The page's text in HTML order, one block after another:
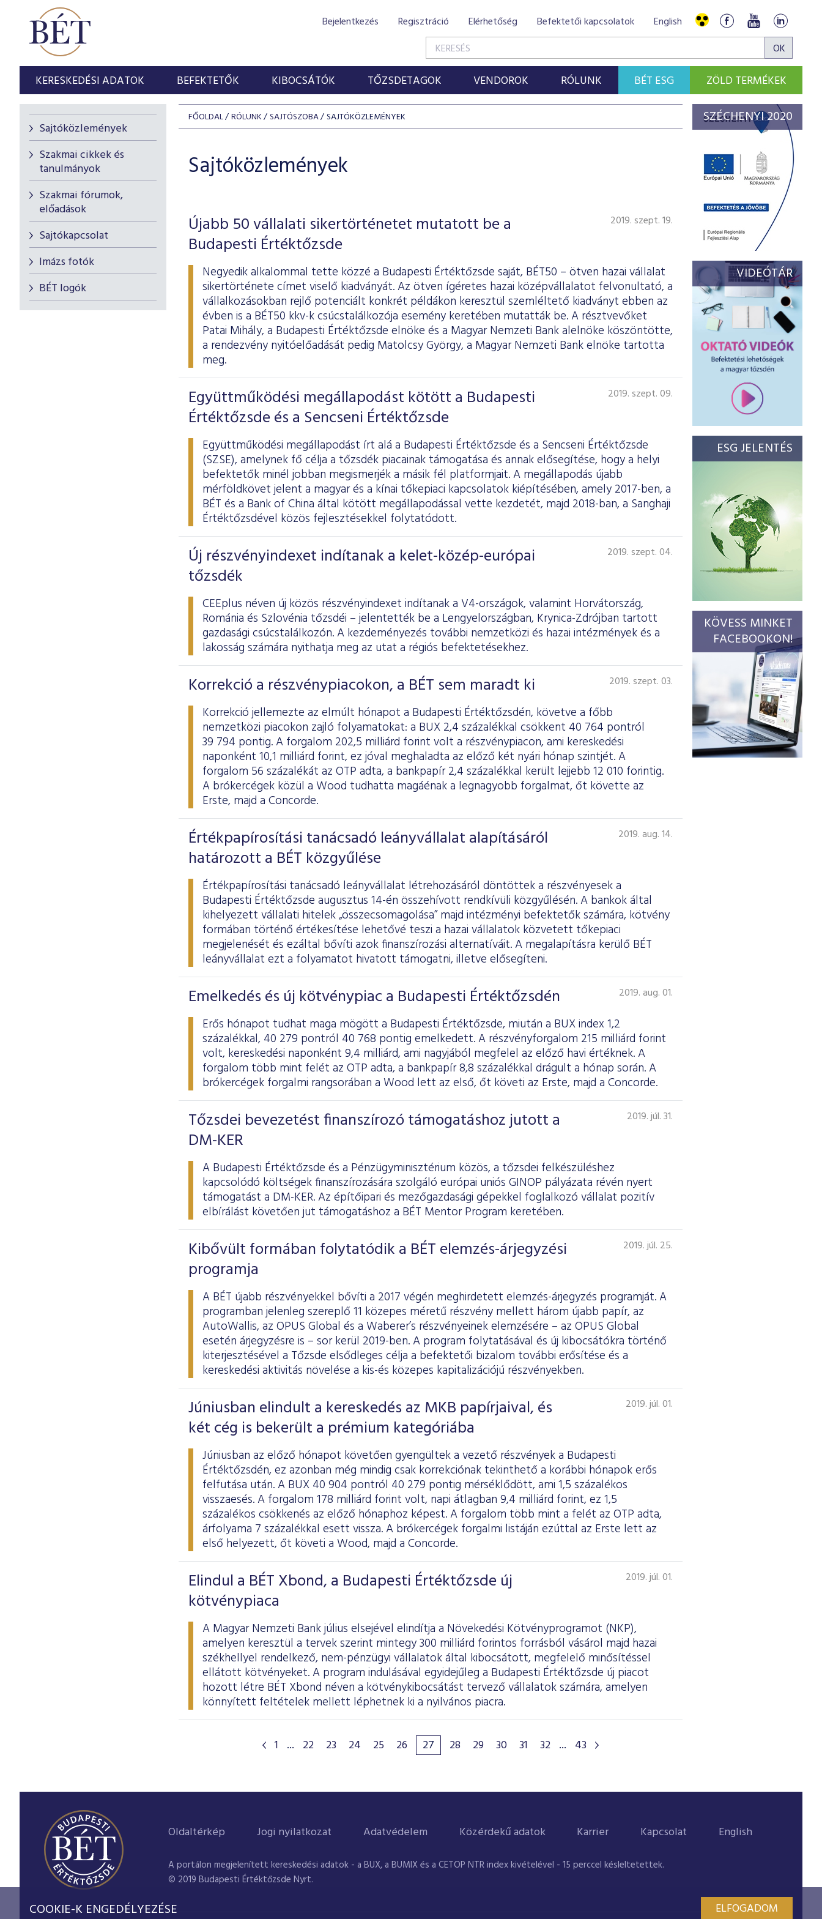
Bejelentkezés Regisztráció Elérhetőség Befektetői kapcsolatok English
KERESKEDÉSI ADATOK BEFEKTETŐK KIBOCSÁTÓK TŐZSDETAGOK VENDOROK RÓLUNK BÉT ESG ZÖLD TERMÉKEK
Sajtóközlemények
Szakmai cikkek és
tanulmányok
Szakmai fórumok,
előadások
Sajtókapcsolat
Imázs fotók
BÉT logók
FŐOLDAL RÓLUNK SAJTÓSZOBA SAJTÓKÖZLEMÉNYEK
Sajtóközlemények
Újabb 50 vállalati sikertörténetet mutatott be a
Budapesti Értéktőzsde
2019. szept. 19.
Negyedik alkalommal tette közzé a Budapesti Értéktőzsde saját, BÉT50 – ötven hazai vállalat
sikertörténete címet viselő kiadványát. Az ötven ígéretes hazai középvállalatot felvonultató, a
vállalkozásokban rejlő potenciált konkrét példákon keresztül szemléltető kiadványt ebben az
évben is a BÉT50 kkv-k csúcstalálkozója esemény keretében mutatták be. A résztvevőket
Patai Mihály, a Budapesti Értéktőzsde elnöke és a Magyar Nemzeti Bank alelnöke köszöntötte,
a rendezvény nyitóelőadását pedig Matolcsy György, a Magyar Nemzeti Bank elnöke tartotta
meg.
Együttműködési megállapodást kötött a Budapesti
Értéktőzsde és a Sencseni Értéktőzsde
2019. szept. 09.
Együttműködési megállapodást írt alá a Budapesti Értéktőzsde és a Sencseni Értéktőzsde
(SZSE), amelynek fő célja a tőzsdék piacainak támogatása és annak elősegítése, hogy a helyi
befektetők minél jobban megismerjék a másik fél platformjait. A megállapodás újabb
mérföldkövet jelent a magyar és a kínai tőkepiaci kapcsolatok kiépítésében, amely 2017-ben, a
BÉT és a Bank of China által kötött megállapodással vette kezdetét, majd 2018-ban, a Sanghaji
Értéktőzsdével közös fejlesztésekkel folytatódott.
Új részvényindexet indítanak a kelet-közép-európai
tőzsdék
2019. szept. 04.
CEEplus néven új közös részvényindexet indítanak a V4-országok, valamint Horvátország,
Románia és Szlovénia tőzsdéi – jelentették be a Lengyelországban, Krynica-Zdrójban tartott
gazdasági csúcstalálkozón. A kezdeményezés további nemzetközi és hazai intézmények és a
lakosság számára nyithatja meg az utat a régiós befektetésekhez.
Korrekció a részvénypiacokon, a BÉT sem maradt ki 2019. szept. 03.
Korrekció jellemezte az elmúlt hónapot a Budapesti Értéktőzsdén, követve a főbb
nemzetközi piacokon zajló folyamatokat: a BUX 2,4 százalékkal csökkent 40 764 pontról
39 794 pontig. A forgalom 202,5 milliárd forint volt a részvénypiacon, ami kereskedési
naponként 10,1 milliárd forint, ez jóval meghaladta az előző két nyári hónap szintjét. A
forgalom 56 százalékát az OTP adta, a bankpapír 2,4 százalékkal került lejjebb 12 010 forintig.
A brókercégek közül a Wood tudhatta magáénak a legnagyobb forgalmat, őt követte az
Erste, majd a Concorde.
Értékpapírosítási tanácsadó leányvállalat alapításáról
határozott a BÉT közgyűlése
2019. aug. 14.
Értékpapírosítási tanácsadó leányvállalat létrehozásáról döntöttek a részvényesek a
Budapesti Értéktőzsde augusztus 14-én összehívott rendkívüli közgyűlésén. A bankok által
kihelyezett vállalati hitelek „összecsomagolása” majd intézményi befektetők számára, kötvény
formában történő értékesítése lehetővé teszi a hazai vállalatok közvetett tőkepiaci
megjelenését és ezáltal bővíti azok finanszírozási alternatíváit. A megalapításra kerülő BÉT
leányvállalat ezt a folyamatot hivatott támogatni, illetve elősegíteni.
Emelkedés és új kötvénypiac a Budapesti Értéktőzsdén 2019. aug. 01.
Erős hónapot tudhat maga mögött a Budapesti Értéktőzsde, miután a BUX index 1,2
százalékkal, 40 279 pontról 40 768 pontig emelkedett. A részvényforgalom 215 milliárd forint
volt, kereskedési naponként 9,4 milliárd, ami nagyjából megfelel az előző havi értéknek. A
forgalom több mint felét az OTP adta, a bankpapír 8,8 százalékkal drágult a hónap során. A
brókercégek forgalmi rangsorában a Wood lett az első, őt követi az Erste, majd a Concorde.
Tőzsdei bevezetést finanszírozó támogatáshoz jutott a
DM-KER
2019. júl. 31.
A Budapesti Értéktőzsde és a Pénzügyminisztérium közös, a tőzsdei felkészüléshez
kapcsolódó költségek finanszírozására szolgáló európai uniós GINOP pályázata révén nyert
támogatást a DM-KER. Az építőipari és mezőgazdasági gépekkel foglalkozó vállalat pozitív
elbírálást követően jut támogatáshoz a BÉT Mentor Program keretében.
Kibővült formában folytatódik a BÉT elemzés-árjegyzési
programja
2019. júl. 25.
A BÉT újabb részvényekkel bővíti a 2017 végén meghirdetett elemzés-árjegyzés programját. A
programban jelenleg szereplő 11 közepes méretű részvény mellett három újabb papír, az
AutoWallis, az OPUS Global és a Waberer’s részvényeinek elemzésére – az OPUS Global
esetén árjegyzésre is – sor kerül 2019-ben. A program folytatásával és új kibocsátókra történő
kiterjesztésével a Tőzsde elsődleges célja a befektetői bizalom további erősítése és a
kereskedési aktivitás növelése a kis-és közepes kapitalizációjú részvényekben.
Júniusban elindult a kereskedés az MKB papírjaival, és
két cég is bekerült a prémium kategóriába
2019. júl. 01.
Júniusban az előző hónapot követően gyengültek a vezető részvények a Budapesti
Értéktőzsdén, ez azonban még mindig csak korrekciónak tekinthető a korábbi hónapok erős
felfutása után. A BUX 40 904 pontról 40 279 pontig mérséklődött, ami 1,5 százalékos
visszaesés. A forgalom 178 milliárd forint volt, napi átlagban 9,4 milliárd forint, ez 1,5
százalékos csökkenés az előző hónaphoz képest. A forgalom több mint a felét az OTP adta,
árfolyama 7 százalékkal esett vissza. A brókercégek forgalmi listáján ezúttal az Erste lett az
első helyezett, őt követi a Wood, majd a Concorde.
Elindul a BÉT Xbond, a Budapesti Értéktőzsde új
kötvénypiaca
2019. júl. 01.
A Magyar Nemzeti Bank július elsejével elindítja a Növekedési Kötvényprogramot (NKP),
amelyen keresztül a tervek szerint mintegy 300 milliárd forintos forrásból vásárol majd hazai
székhellyel rendelkező, nem-pénzügyi vállalatok által kibocsátott, megfelelő minősítéssel
ellátott kötvényeket. A program indulásával egyidejűleg a Budapesti Értéktőzsde új piacot
hozott létre BÉT Xbond néven a kötvénykibocsátást tervező vállalatok számára, amelyen
könnyített feltételek mellett léphetnek ki a nyilvános piacra.
1 ... 22 23 24 25 26 27 28 29 30 31 32 ... 43
SZÉCHENYI 2020
VIDEÓTÁR
ESG JELENTÉS
KÖVESS MINKET
FACEBOOKON!
Oldaltérkép Jogi nyilatkozat Adatvédelem Közérdekű adatok Karrier Kapcsolat English
A portálon megjelenített kereskedési adatok - a BUX, a BUMIX és a CETOP NTR index kivételével - 15 perccel késleltetettek.
© 2019 Budapesti Értéktőzsde Nyrt.
COOKIE-K ENGEDÉLYEZÉSE ELFOGADOM